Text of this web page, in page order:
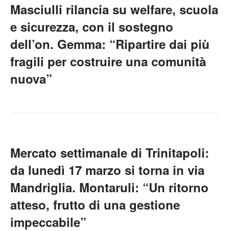
Masciulli rilancia su welfare, scuola
e sicurezza, con il sostegno
dell’on. Gemma: “Ripartire dai più
fragili per costruire una comunità
nuova”
Mercato settimanale di Trinitapoli:
da lunedì 17 marzo si torna in via
Mandriglia. Montaruli: “Un ritorno
atteso, frutto di una gestione
impeccabile”